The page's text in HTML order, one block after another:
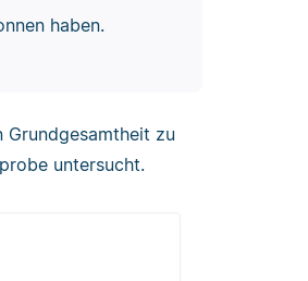
haben.
zu
untersucht.